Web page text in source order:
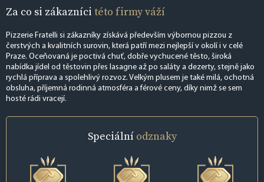
Za co si zákazníci této firmy váží
Pizzerie Fratelli si zákazníky získává především výbornou pizzou z
čerstvých a kvalitních surovin, která patří mezi nejlepší v okolí i v celé
Praze. Oceňovaná je poctivá chuť, dobře vychucené těsto, široká
nabídka jídel od těstovin přes lasagne až po saláty a dezerty, stejně jako
rychlá příprava a spolehlivý rozvoz. Velkým plusem je také milá, ochotná
obsluha, příjemná rodinná atmosféra a férové ceny, díky nimž se sem
hosté rádi vracejí.
Speciální odznaky